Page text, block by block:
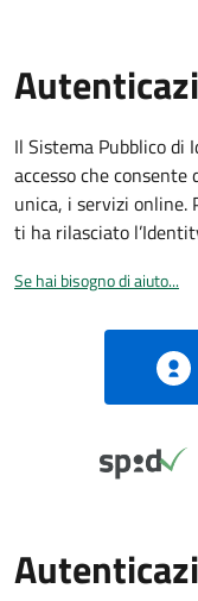
Il Sistema Pubblico di
accesso che
unica, i servizi online.
ti ha rilasciato
Se hai bisogno di aiuto...